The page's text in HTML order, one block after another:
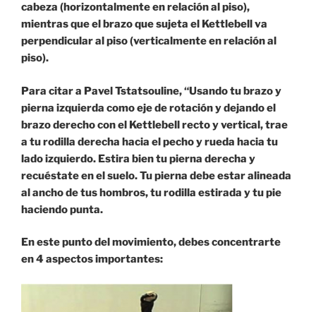
cabeza (horizontalmente en relación al piso),
mientras que el brazo que sujeta el Kettlebell va
perpendicular al piso (verticalmente en relación al
piso).
Para citar a Pavel Tstatsouline, “Usando tu brazo y
pierna izquierda como eje de rotación y dejando el
brazo derecho con el Kettlebell recto y vertical, trae
a tu rodilla derecha hacia el pecho y rueda hacia tu
lado izquierdo. Estira bien tu pierna derecha y
recuéstate en el suelo. Tu pierna debe estar alineada
al ancho de tus hombros, tu rodilla estirada y tu pie
haciendo punta.
En este punto del movimiento, debes concentrarte
en 4 aspectos importantes: